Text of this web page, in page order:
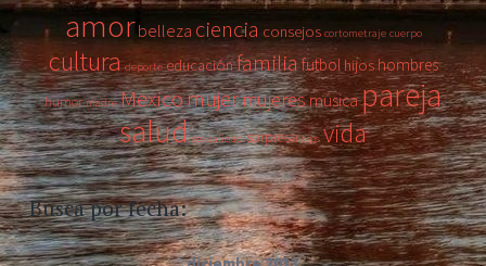
amor belleza ciencia consejos cortometraje cuerpo
cultura deporte educaciónfamiliafutbol hijos hombres
humor madre Mexicomujermujeresmúsicapareja
salud sexualidad sorpresa tips vida
Busca por fecha: